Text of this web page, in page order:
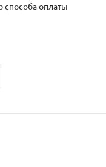
оплаты